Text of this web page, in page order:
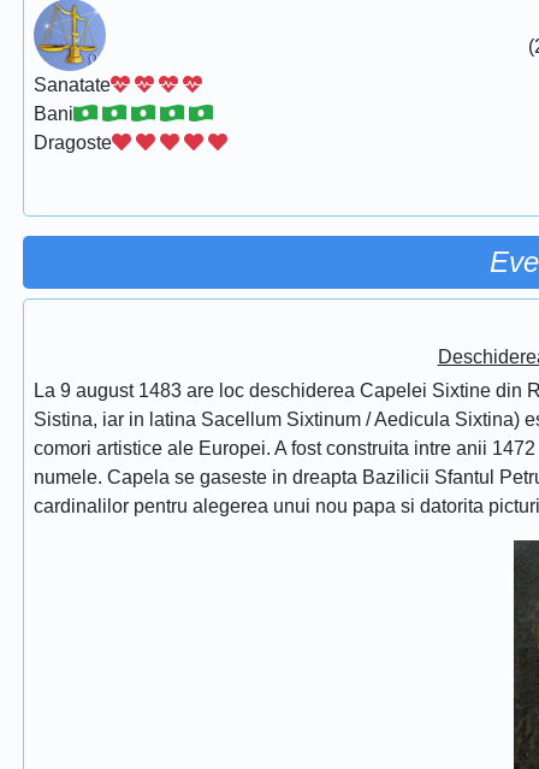
Sanatate
Bani
Dragoste
La 9 august 1483 are loc deschiderea Capelei Sixtine
Sistina, iar in latina Sacellum Sixtinum / Aedicula Sixtina)
comori artistice ale Europei. A fost construita intre anii
numele. Capela se gaseste in dreapta Bazilicii Sfantul
cardinalilor pentru alegerea unui nou papa si datorita